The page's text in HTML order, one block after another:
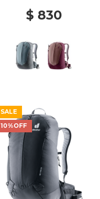
$ 830
SALE
10%OFF